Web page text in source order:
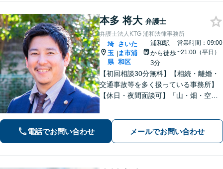
本多 将大 弁護士
弁護士法人KTG 浦和法律事務所
埼
玉
県
|
さいた
ま市浦
和区
浦和駅
から徒歩
3分
営業時間：09:00
~21:00（平日）
【初回相談30分無料】【相続・離婚・
交通事故等を多く扱っている事務所】
【休日・夜間面談可】「山・畑・空き
電話でお問い合わせ メールでお問い合わせ